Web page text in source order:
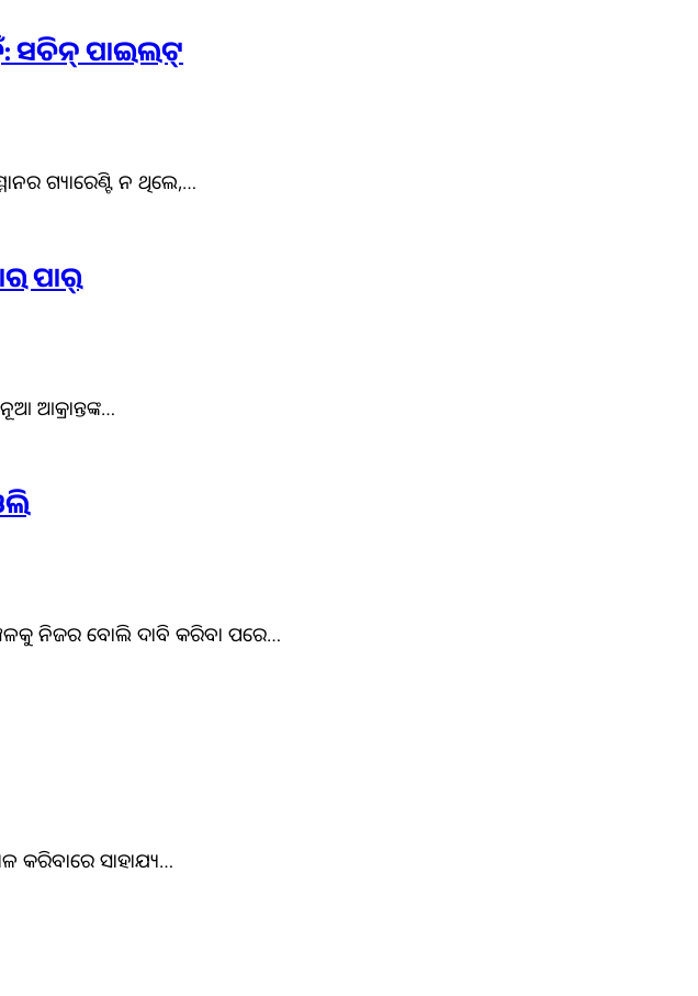
ସଚିନ୍ ପାଇଲଟ୍
ଗ୍ୟାରେଣ୍ଟି ନ ଥିଲେ,…
ପାର୍
ଆକ୍ରାନ୍ତଙ୍କ…
ନିଜର ବୋଲି ଦାବି କରିବା ପରେ…
କରିବାରେ ସାହାଯ୍ୟ…